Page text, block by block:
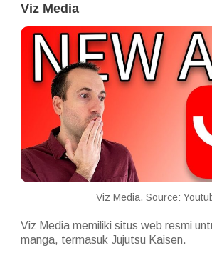
Viz Media
Viz Media. Source:
Viz Media memiliki situs web resmi
manga, termasuk Jujutsu Kaisen.